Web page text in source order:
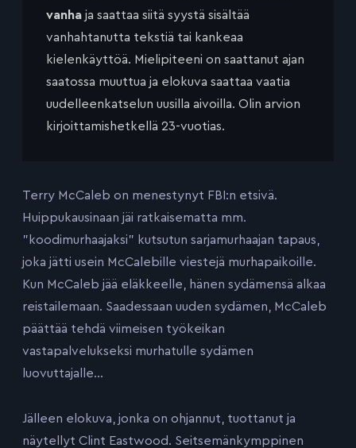
vanha ja saattaa siitä syystä sisältää
vanhahtanutta tekstiä tai kankeaa
kielenkäyttöä. Mielipiteeni on saattanut ajan
saatossa muuttua ja elokuva saattaa vaatia
uudelleenkatselun uusilla aivoilla. Olin arvion
kirjoittamishetkellä 23-vuotias.
Terry McCaleb on menestynyt FBI:n etsivä.
Huippukausinaan jäi ratkaisematta mm.
”koodimurhaajaksi” kutsutun sarjamurhaajan tapaus,
joka jätti usein McCalebille viestejä murhapaikoille.
Kun McCaleb jää eläkkeelle, hänen sydämensä alkaa
reistailemaan. Saadessaan uuden sydämen, McCaleb
päättää tehdä viimeisen työkeikan
vastapalvelukseksi murhatulle sydämen
luovuttajalle…
Jälleen elokuva, jonka on ohjannut, tuottanut ja
näytellyt Clint Eastwood. Seitsemänkymppinen